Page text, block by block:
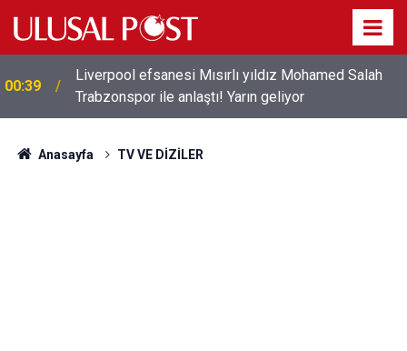
00:39
Liverpool efsanesi Mısırlı yıldız Mohamed Salah
Trabzonspor ile anlaştı! Yarın geliyor
Anasayfa TV VE DİZİLER